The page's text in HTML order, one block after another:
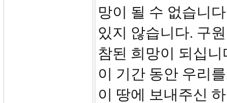
망이 될 수 없습니
있지 않습니다. 구
참된 희망이 되십
이 기간 동안 우리
이 땅에 보내주신